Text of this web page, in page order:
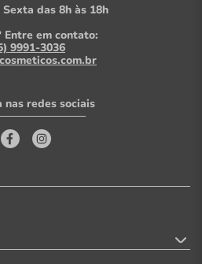
das 8h às 18h
Entre em contato:
9991-3036
nas redes sociais